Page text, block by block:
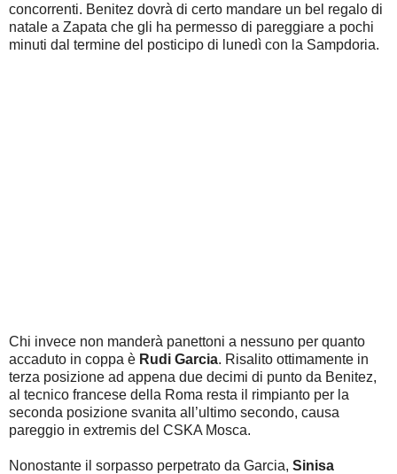
concorrenti. Benitez dovrà di certo mandare un bel regalo di
natale a Zapata che gli ha permesso di pareggiare a pochi
minuti dal termine del posticipo di lunedì con la Sampdoria.
Chi invece non manderà panettoni a nessuno per quanto
accaduto in coppa è Rudi Garcia. Risalito ottimamente in
terza posizione ad appena due decimi di punto da Benitez,
al tecnico francese della Roma resta il rimpianto per la
seconda posizione svanita all’ultimo secondo, causa
pareggio in extremis del CSKA Mosca.
Nonostante il sorpasso perpetrato da Garcia, Sinisa